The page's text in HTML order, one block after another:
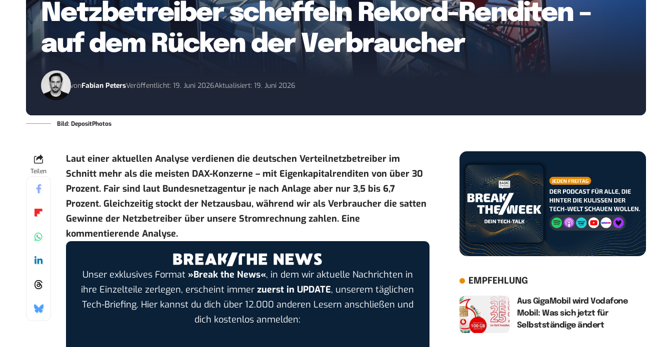
Netzbetreiber scheffeln Rekord-Renditen –
auf dem Rücken der Verbraucher
vonFabian PetersVeröffentlicht: 19. Juni 2026Aktualisiert: 19. Juni 2026
Bild: DepositPhotos
Teilen
Laut einer aktuellen Analyse verdienen die deutschen Verteilnetzbetreiber im
Schnitt mehr als die meisten DAX-Konzerne – mit Eigenkapitalrenditen von über 30
Prozent. Fair sind laut Bundesnetzagentur je nach Anlage aber nur 3,5 bis 6,7
Prozent. Gleichzeitig stockt der Netzausbau, während wir als Verbraucher die satten
Gewinne der Netzbetreiber über unsere Stromrechnung zahlen. Eine
kommentierende Analyse.
Unser exklusives Format »Break the News«, in dem wir aktuelle Nachrichten in
ihre Einzelteile zerlegen, erscheint immerzuerst in UPDATE, unserem täglichen
Tech-Briefing. Hier kannst du dich über 12.000 anderen Lesern anschließen und
dich kostenlos anmelden:
EMPFEHLUNG
Aus GigaMobil wird Vodafone
Mobil: Was sich jetzt für
Selbstständige ändert